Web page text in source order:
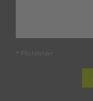
* Pflichtfelder